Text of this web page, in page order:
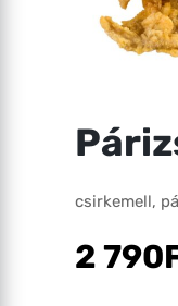
csirkemell,
2 790